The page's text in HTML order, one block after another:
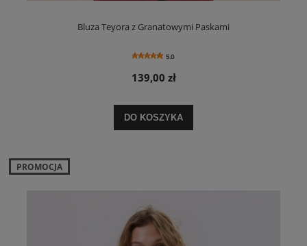
Bluza Teyora z Granatowymi Paskami
5.0
139,00 zł
DO KOSZYKA
PROMOCJA